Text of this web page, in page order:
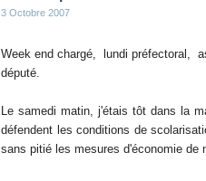
3 Octobre 2007
Week end chargé, lundi préfectoral,
député.
Le samedi matin, j'étais tôt dans la
défendent les conditions de
sans pitié les mesures d'économie de